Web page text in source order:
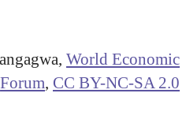
World Economic
Forum, CC BY-NC-SA 2.0